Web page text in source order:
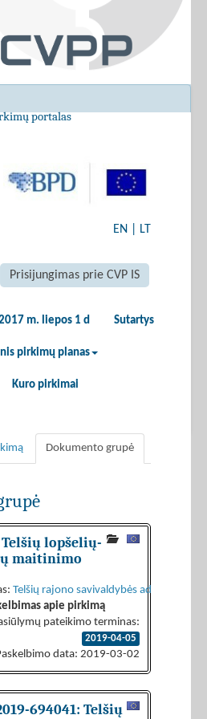
portalas
EN LT
Prisijungimas prie CVP IS
m. liepos 1 d Sutartys
pirkimų planas
Kuro pirkimai
Dokumento grupė
Telšių lopšelių-
maitinimo
Telšių rajono savivaldybės administracija
apie pirkimą
pateikimo terminas:
2019-04-05
data: 2019-03-02
694041: Telšių